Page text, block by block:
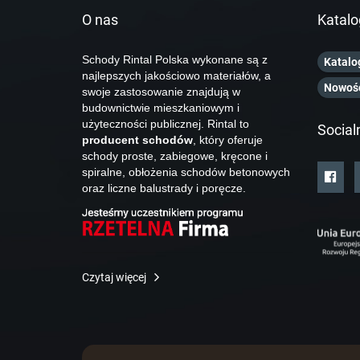
O nas
Schody Rintal Polska wykonane są z
najlepszych jakościowo materiałów, a
swoje zastosowanie znajdują w
budownictwie mieszkaniowym i
użyteczności publicznej. Rintal to
producent schodów , który oferuje
schody proste, zabiegowe, kręcone i
spiralne, obłożenia schodów betonowych
oraz liczne balustrady i poręcze.
Czytaj więcej